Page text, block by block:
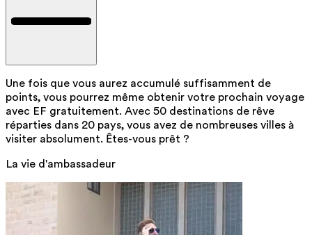
Une fois que vous aurez accumulé suffisamment de
points, vous pourrez même obtenir votre prochain voyage
avec EF gratuitement. Avec 50 destinations de rêve
réparties dans 20 pays, vous avez de nombreuses villes à
visiter absolument. Êtes-vous prêt ?
La vie d'ambassadeur